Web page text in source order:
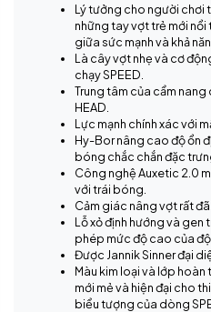
Lý tưởng cho người chơi
những tay vợt trẻ mới
giữa sức mạnh và khả
Là cây vợt nhẹ và cơ
chạy SPEED.
Trung tâm của cẩm
HEAD.
Lực mạnh chính xác với
Hy-Bor nâng cao độ ổn
bóng chắc chắn đặc
Công nghệ Auxetic 2.0
với trái bóng.
Cảm giác nâng vợt rất đã.
Lỗ xỏ định hướng và
phép mức độ cao của
Được Jannik Sinner đại
Màu kim loại và lớp
mới mẻ và hiện đại cho
biểu tượng của dòng